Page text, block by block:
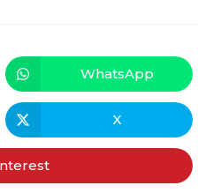
WhatsApp
X